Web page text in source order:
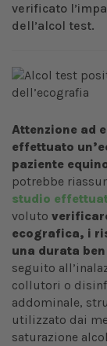
verificato
dell’alcol test.
Attenzione ad
effettuato
paziente
potrebbe
studio
voluto
ecografica, i
una durata
seguito
collutori o
addominale,
utilizzato dai
saturazione